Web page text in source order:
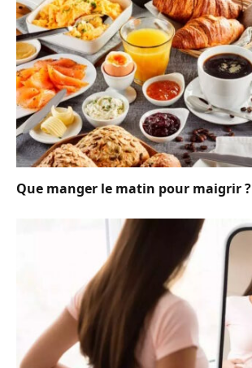
Que manger le matin pour maigrir ?